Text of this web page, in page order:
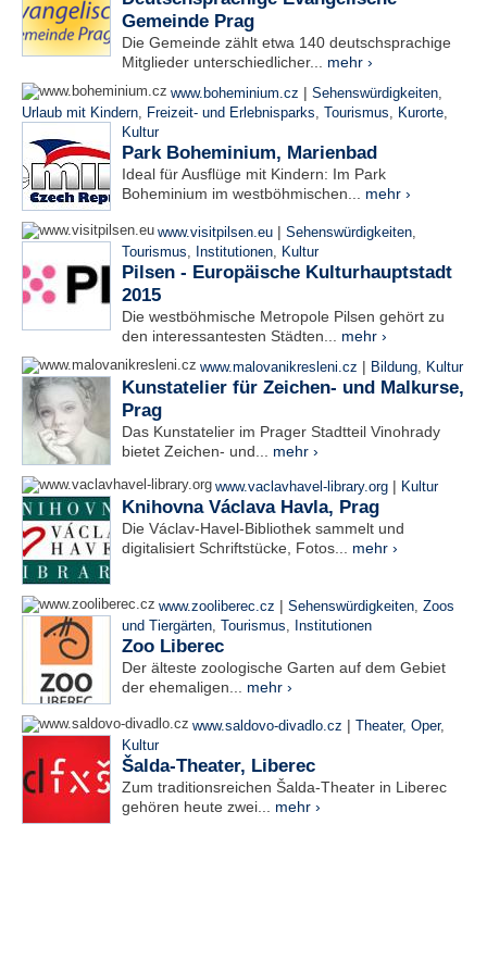
Gemeinde Prag
Die Gemeinde zählt etwa 140 deutschsprachige
Mitglieder unterschiedlicher... mehr ›
www.boheminium.cz | Sehenswürdigkeiten,
Urlaub mit Kindern, Freizeit- und Erlebnisparks, Tourismus, Kurorte,
Kultur
Park Boheminium, Marienbad
Ideal für Ausflüge mit Kindern: Im Park
Boheminium im westböhmischen... mehr ›
www.visitpilsen.eu | Sehenswürdigkeiten,
Tourismus, Institutionen, Kultur
Pilsen - Europäische Kulturhauptstadt
2015
Die westböhmische Metropole Pilsen gehört zu
den interessantesten Städten... mehr ›
www.malovanikresleni.cz | Bildung, Kultur
Kunstatelier für Zeichen- und Malkurse,
Prag
Das Kunstatelier im Prager Stadtteil Vinohrady
bietet Zeichen- und... mehr ›
www.vaclavhavel-library.org | Kultur
Knihovna Václava Havla, Prag
Die Václav-Havel-Bibliothek sammelt und
digitalisiert Schriftstücke, Fotos... mehr ›
www.zooliberec.cz | Sehenswürdigkeiten, Zoos
und Tiergärten, Tourismus, Institutionen
Zoo Liberec
Der älteste zoologische Garten auf dem Gebiet
der ehemaligen... mehr ›
www.saldovo-divadlo.cz | Theater, Oper,
Kultur
Šalda-Theater, Liberec
Zum traditionsreichen Šalda-Theater in Liberec
gehören heute zwei... mehr ›